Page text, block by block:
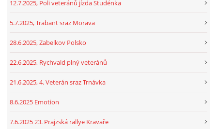
12.7.2025, Poli veteránů jízda Studénka
5.7.2025, Trabant sraz Morava
28.6.2025, Zabelkov Polsko
22.6.2025, Rychvald plný veteránů
21.6.2025, 4. Veterán sraz Trnávka
8.6.2025 Emotion
7.6.2025 23. Prajzská rallye Kravaře